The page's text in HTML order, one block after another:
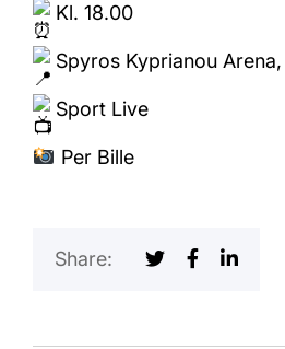
Kl. 18.00
Spyros Kyprianou
Sport Live
Per Bille
Share: